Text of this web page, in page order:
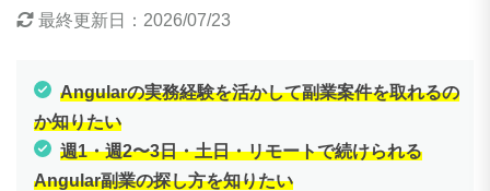
最終更新日： 2026/07/23
Angularの実務経験を活かして副業案件を取れるの
か知りたい
週1・週2〜3日・土日・リモートで続けられる
Angular副業の探し方を知りたい